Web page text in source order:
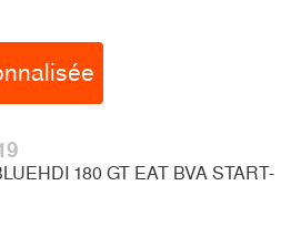
180 GT EAT BVA START-